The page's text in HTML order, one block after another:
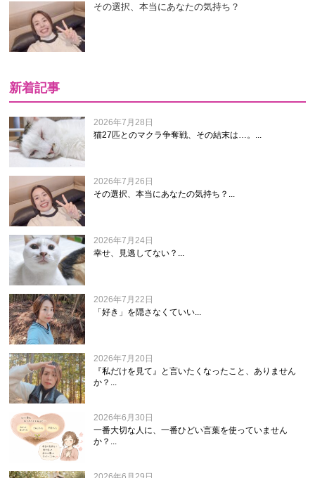
その選択、本当にあなたの気持ち？
新着記事
2026年7月28日
猫27匹とのマクラ争奪戦、その結末は…。...
2026年7月26日
その選択、本当にあなたの気持ち？...
2026年7月24日
幸せ、見逃してない？...
2026年7月22日
「好き」を隠さなくていい...
2026年7月20日
『私だけを見て』と言いたくなったこと、ありません
か？...
2026年6月30日
一番大切な人に、一番ひどい言葉を使っていません
か？...